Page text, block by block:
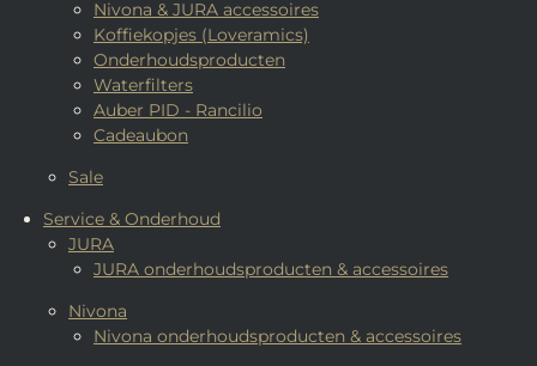
Nivona & JURA accessoires
Koffiekopjes (Loveramics)
Onderhoudsproducten
Waterfilters
Auber PID - Rancilio
Cadeaubon
Sale
Service & Onderhoud
JURA
JURA onderhoudsproducten & accessoires
Nivona
Nivona onderhoudsproducten & accessoires